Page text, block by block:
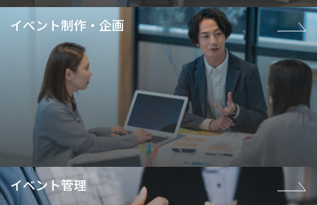
イベント制作・企画
イベント管理